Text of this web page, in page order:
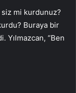
siz mi kurdunuz?
Buraya bir
Yılmazcan, “Ben